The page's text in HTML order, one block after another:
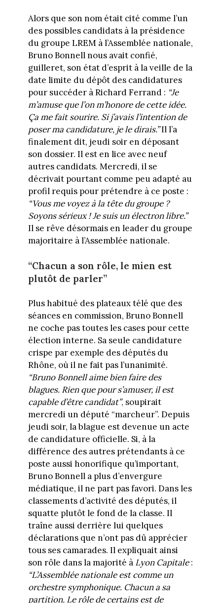
Alors que son nom était cité comme l’un
des possibles candidats à la présidence
du groupe LREM à l’Assemblée nationale,
Bruno Bonnell nous avait confié,
guilleret, son état d’esprit à la veille de la
date limite du dépôt des candidatures
pour succéder à Richard Ferrand : “Je
m’amuse que l’on m’honore de cette idée.
Ça me fait sourire. Si j’avais l’intention de
poser ma candidature, je le dirais.”Il l’a
finalement dit, jeudi soir en déposant
son dossier. Il est en lice avec neuf
autres candidats. Mercredi, il se
décrivait pourtant comme peu adapté au
profil requis pour prétendre à ce poste :
“Vous me voyez à la tête du groupe ?
Soyons sérieux ! Je suis un électron libre.”
Il se rêve désormais en leader du groupe
majoritaire à l’Assemblée nationale.
“Chacun a son rôle, le mien est
plutôt de parler”
Plus habitué des plateaux télé que des
séances en commission, Bruno Bonnell
ne coche pas toutes les cases pour cette
élection interne. Sa seule candidature
crispe par exemple des députés du
Rhône, où il ne fait pas l’unanimité.
“Bruno Bonnell aime bien faire des
blagues. Rien que pour s’amuser, il est
capable d’être candidat”, soupirait
mercredi un député “marcheur”. Depuis
jeudi soir, la blague est devenue un acte
de candidature officielle. Si, à la
différence des autres prétendants à ce
poste aussi honorifique qu’important,
Bruno Bonnell a plus d’envergure
médiatique, il ne part pas favori. Dans les
classements d’activité des députés, il
squatte plutôt le fond de la classe. Il
traîne aussi derrière lui quelques
déclarations que n’ont pas dû apprécier
tous ses camarades. Il expliquait ainsi
son rôle dans la majorité à Lyon Capitale:
“L’Assemblée nationale est comme un
orchestre symphonique. Chacun a sa
partition. Le rôle de certains est de